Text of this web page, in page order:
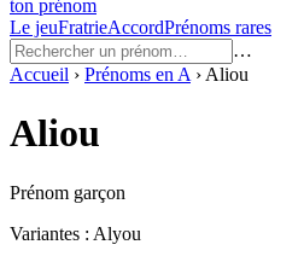
ton prénom
Le jeuFratrieAccordPrénoms rares
…
Accueil › Prénoms en A › Aliou
Aliou
Prénom garçon
Variantes : Alyou